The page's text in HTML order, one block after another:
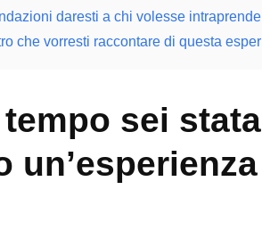
daresti a chi volesse
che vorresti raccontare di questa
sei